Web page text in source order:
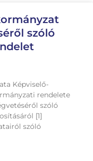
szóló
Képviselő-
rendelete
szóló
[1]
szóló